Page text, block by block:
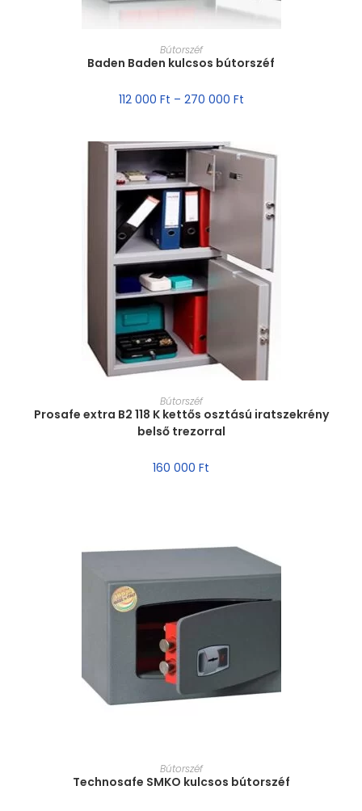
MÉRET VÁLASZTÁSA
Bútorszéf
Baden Baden kulcsos bútorszéf
112 000 Ft – 270 000 Ft
MÉRET VÁLASZTÁSA
Bútorszéf
Prosafe extra B2 118 K kettős osztású iratszekrény
belső trezorral
160 000 Ft
MÉRET VÁLASZTÁSA
Bútorszéf
Technosafe SMKO kulcsos bútorszéf